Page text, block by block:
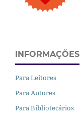
INFORMAÇÕES
Para Leitores
Para Autores
Para Bibliotecários